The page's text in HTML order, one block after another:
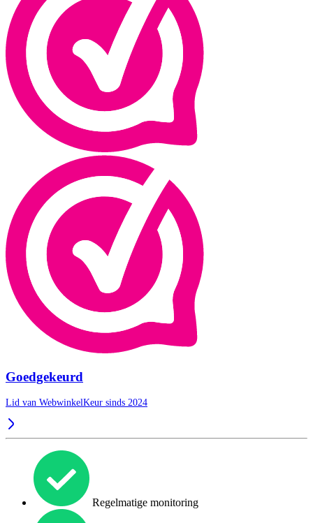
Goedgekeurd
Lid van WebwinkelKeur sinds 2024
Regelmatige monitoring